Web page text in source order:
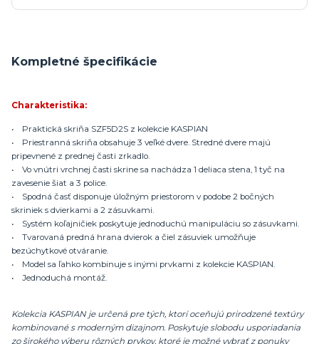
Kompletné špecifikácie
Charakteristika:
• Praktická skriňa SZF5D2S z kolekcie KASPIAN
• Priestranná skriňa obsahuje 3 veľké dvere. Stredné dvere majú
pripevnené z prednej časti zrkadlo.
• Vo vnútri vrchnej časti skrine sa nachádza 1 deliaca stena, 1 tyč na
zavesenie šiat a 3 police.
• Spodná časť disponuje úložným priestorom v podobe 2 bočných
skriniek s dvierkami a 2 zásuvkami.
• Systém koľajničiek poskytuje jednoduchú manipuláciu so zásuvkami.
• Tvarovaná predná hrana dvierok a čiel zásuviek umožňuje
bezúchytkové otváranie.
• Model sa ľahko kombinuje s inými prvkami z kolekcie KASPIAN.
• Jednoduchá montáž.
Kolekcia KASPIAN je určená pre tých, ktorí oceňujú prirodzené textúry
kombinované s moderným dizajnom. Poskytuje slobodu usporiadania
zo širokého výberu rôzných prvkov, ktoré je možné vybrať z ponuky